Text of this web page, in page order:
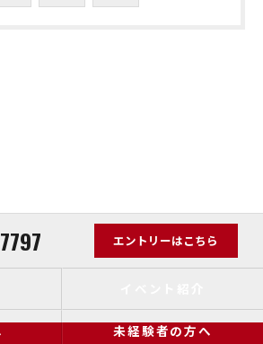
エントリーはこちら
未経験者の方へ